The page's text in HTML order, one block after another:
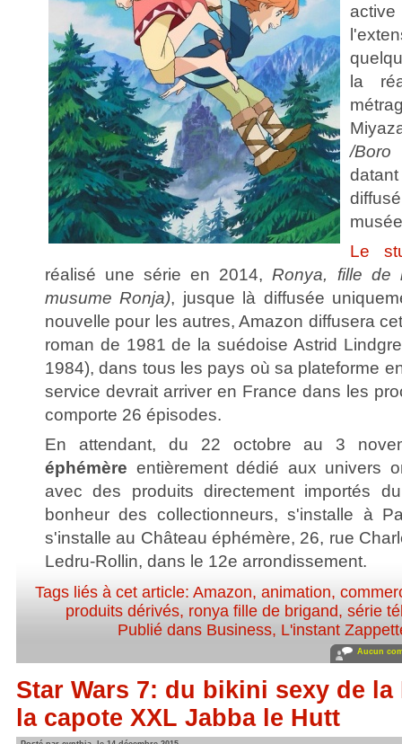
la
/
Le
réalisé une série en 2014,Ronya, fille de
musume Ronja), jusque là diffusée
nouvelle pour les autres, Amazon diffusera
roman de 1981 de la suédoise Astrid
1984), dans tous les pays où sa plateforme
service devrait arriver en France dans les
comporte 26 épisodes.
En attendant, du 22 octobre au 3
éphémère entièrement dédié aux univers
avec des produits directement importés
bonheur des collectionneurs, s'installe à
s'installe au Château éphémère, 26, rue
Ledru-Rollin, dans le 12e arrondissement.
Tags liés à cet article:Amazon,animation,
produits dérivés, ronya fille de brigand,série
Publié dans Business, L'instant
Aucun
Star Wars 7: du bikini sexy de la
la capote XXL Jabba le Hutt